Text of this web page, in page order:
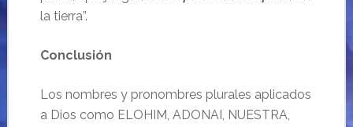
la tierra”.
Conclusión
Los nombres y pronombres plurales aplicados
a Dios como ELOHIM, ADONAI, NUESTRA,